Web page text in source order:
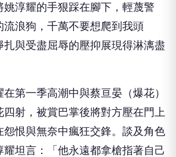
姚淳耀的手狠踩在腳下，輕蔑警
流浪狗，千萬不要想爬到我頭
扎與受盡屈辱的壓抑展現得淋漓盡
第一季高潮中與蔡亘晏（爆花）
四射，被賞巴掌後將對方壓在門上
怨恨與無奈中瘋狂交鋒。談及角色
耀坦言：「他永遠都拿槍指著自己